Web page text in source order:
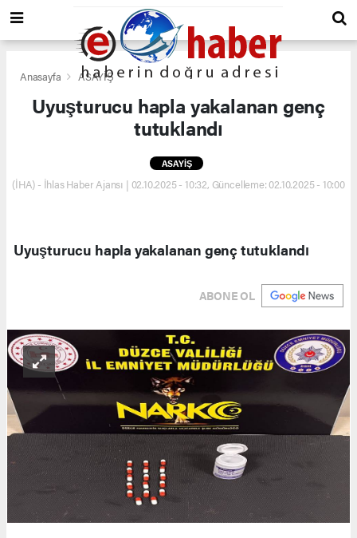
Anasayfa ASAYİŞ
Uyuşturucu hapla yakalanan genç
tutuklandı
ASAYİŞ
(İHA) - İhlas Haber Ajansı | 02.10.2025 - 10:32, Güncelleme: 02.10.2025 - 10:00
Uyuşturucu hapla yakalanan genç tutuklandı
ABONE OL